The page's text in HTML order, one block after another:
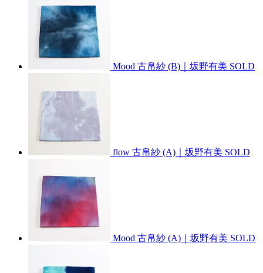
Mood 古帛紗 (B)｜坂野有美 SOLD
flow 古帛紗 (A)｜坂野有美 SOLD
Mood 古帛紗 (A)｜坂野有美 SOLD